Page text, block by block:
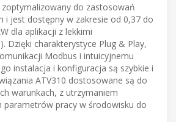
zoptymalizowany do zastosowań
i jest dostępny w zakresie od 0,37 do
dla aplikacji z lekkimi
Dzięki charakterystyce Plug & Play,
Modbus i intuicyjnemu
instalacja i konfiguracja są szybkie i
ATV310 dostosowane są do
warunkach, z utrzymaniem
parametrów pracy w środowisku do